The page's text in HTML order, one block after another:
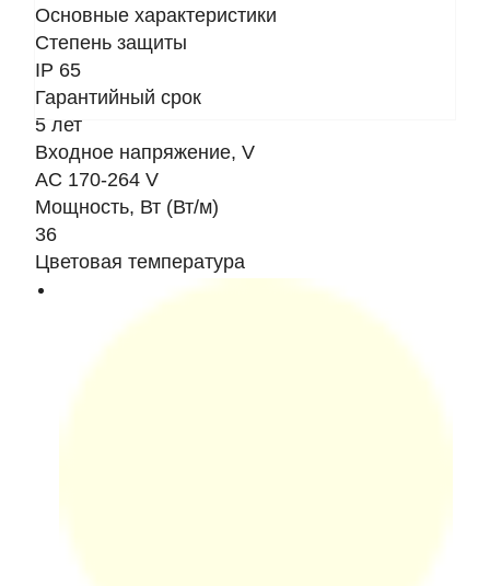
Основные характеристики
Степень защиты
IP 65
Гарантийный срок
5 лет
Входное напряжение, V
AC 170-264 V
Мощность, Вт (Вт/м)
36
Цветовая температура